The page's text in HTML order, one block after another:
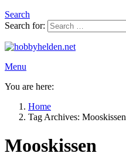
Search
Search for:
Menu
You are here:
Home
Tag Archives: Mooskissen
Mooskissen